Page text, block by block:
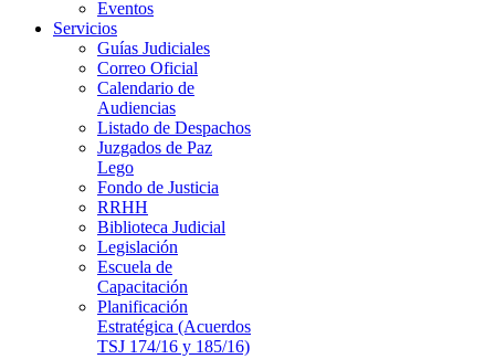
Eventos
Servicios
Guías Judiciales
Correo Oficial
Calendario de
Audiencias
Listado de Despachos
Juzgados de Paz
Lego
Fondo de Justicia
RRHH
Biblioteca Judicial
Legislación
Escuela de
Capacitación
Planificación
Estratégica (Acuerdos
TSJ 174/16 y 185/16)